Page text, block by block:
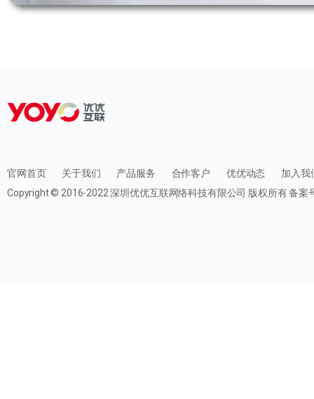
官网首页 关于我们 产品服务 合作客户 优优动态
加入我
Copyright © 2016-2022深圳优优互联网络科技有限公司 版权所有 备案